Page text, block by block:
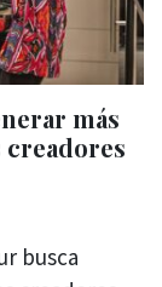
más
creadores
busca